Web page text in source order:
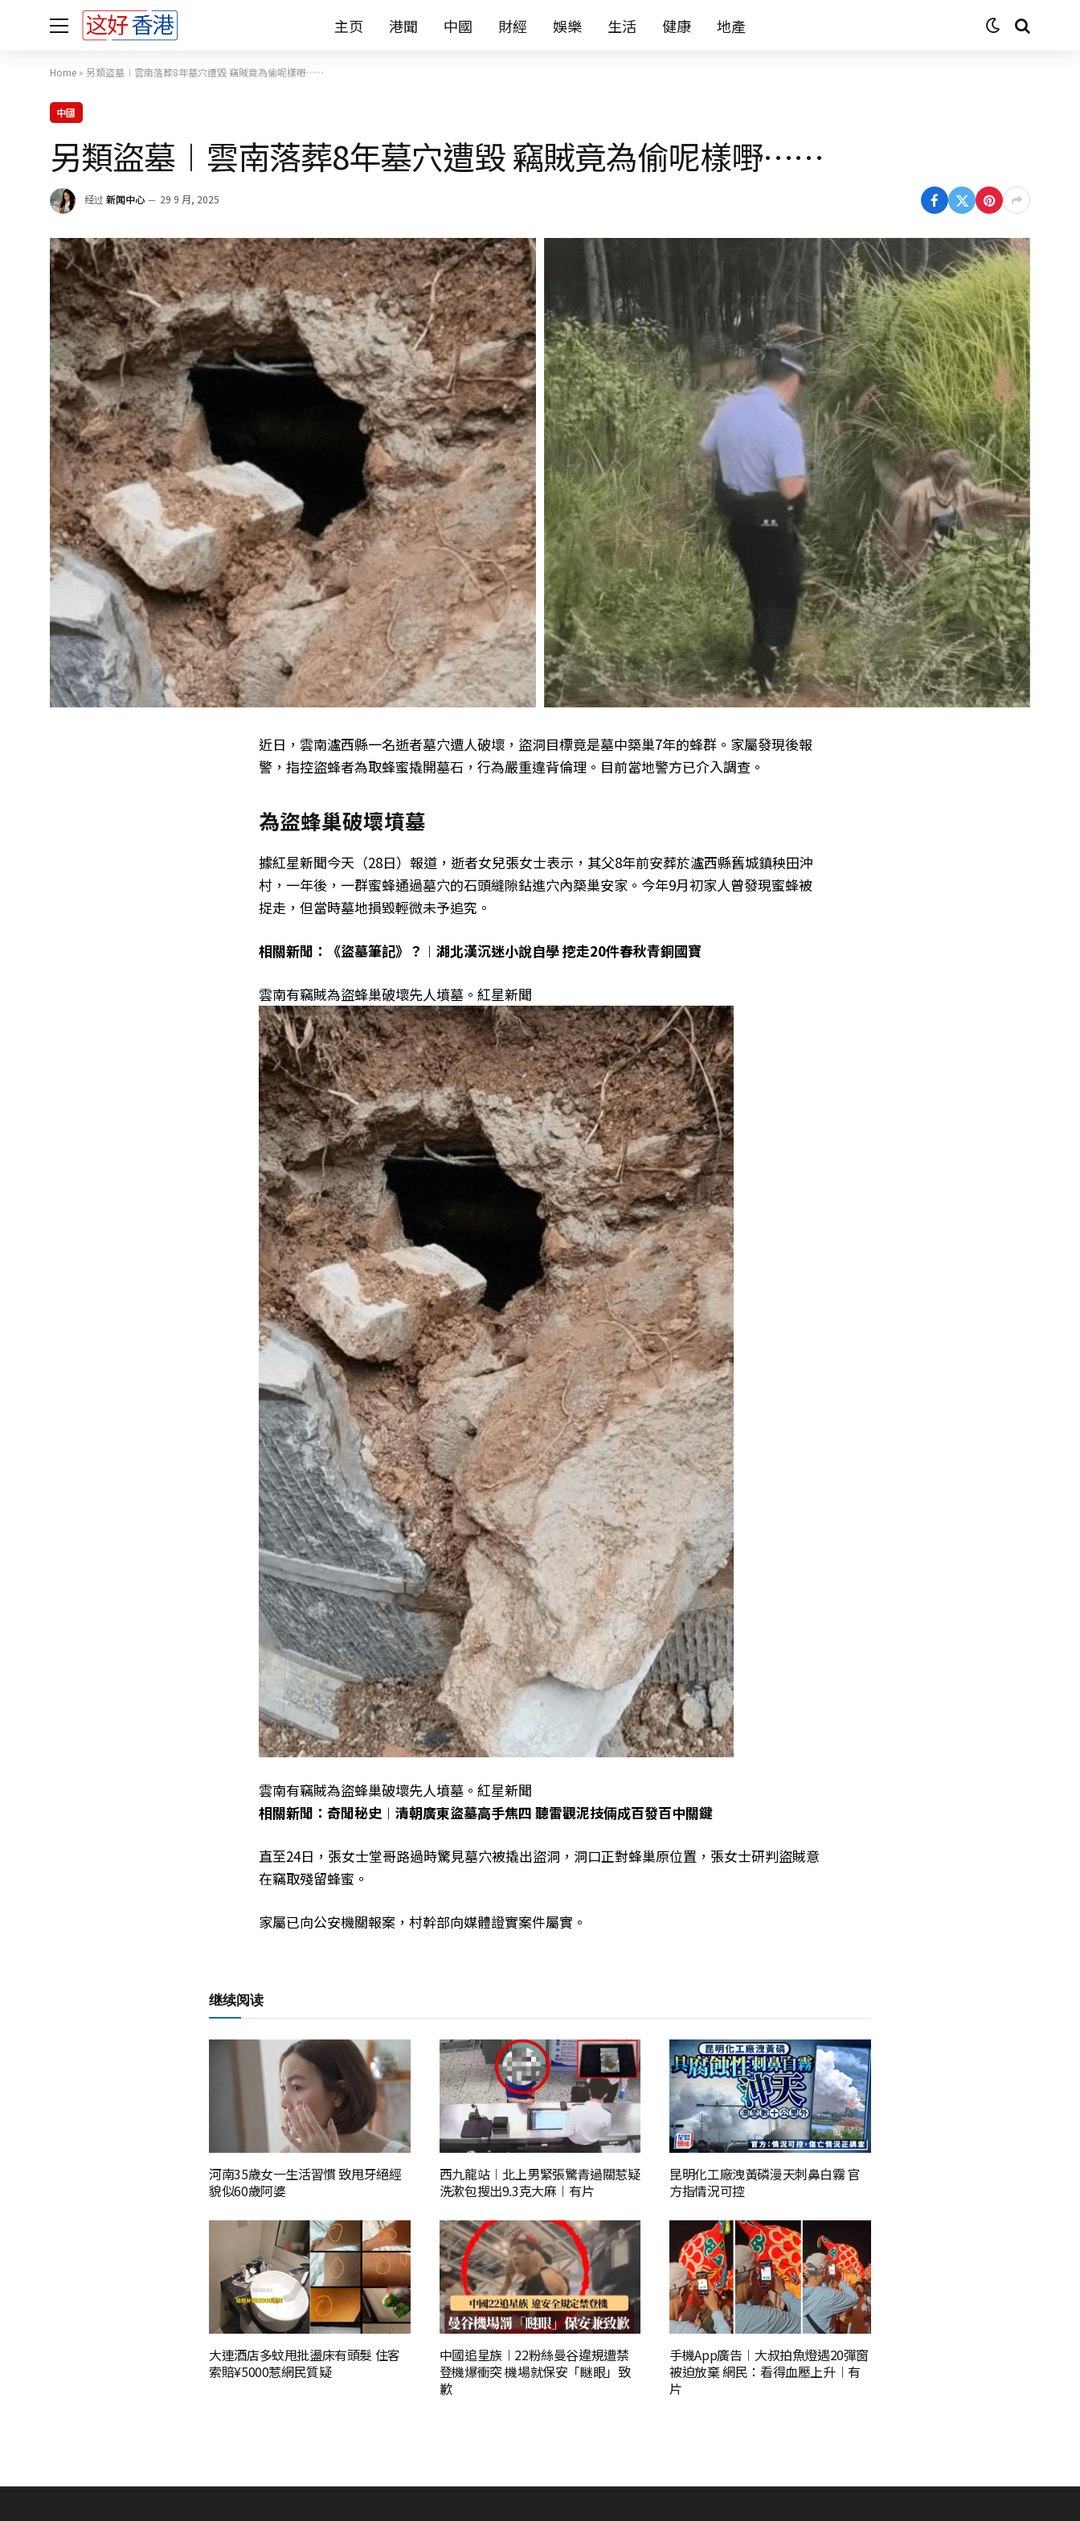
主页 港聞 中國 財經 娛樂 生活 健康 地產
Home » 另類盜墓︱雲南落葬8年墓穴遭毀 竊賊竟為偷呢樣嘢……
中國
另類盜墓︱雲南落葬8年墓穴遭毀 竊賊竟為偷呢樣嘢……
经过 新闻中心 29 9 月, 2025
近日，雲南瀘西縣一名逝者墓穴遭人破壞，盜洞目標竟是墓中築巢7年的蜂群。家屬發現後報
警，指控盜蜂者為取蜂蜜撬開墓石，行為嚴重違背倫理。目前當地警方已介入調查。
為盜蜂巢破壞墳墓
據紅星新聞今天（28日）報道，逝者女兒張女士表示，其父8年前安葬於瀘西縣舊城鎮秧田沖
村，一年後，一群蜜蜂通過墓穴的石頭縫隙鉆進穴內築巢安家。今年9月初家人曾發現蜜蜂被
捉走，但當時墓地損毀輕微未予追究。
相關新聞：《盜墓筆記》？︱湖北漢沉迷小說自學 挖走20件春秋青銅國寶
雲南有竊賊為盜蜂巢破壞先人墳墓。紅星新聞
雲南有竊賊為盜蜂巢破壞先人墳墓。紅星新聞
相關新聞：奇聞秘史︱清朝廣東盜墓高手焦四 聽雷觀泥技倆成百發百中關鍵
直至24日，張女士堂哥路過時驚見墓穴被撬出盜洞，洞口正對蜂巢原位置，張女士研判盜賊意
在竊取殘留蜂蜜。
家屬已向公安機關報案，村幹部向媒體證實案件屬實。
继续阅读
河南35歲女一生活習慣 致甩牙絕經
貌似60歲阿婆
西九龍站︱北上男緊張驚青過關惹疑
洗漱包搜出9.3克大麻︱有片
昆明化工廠洩黃磷漫天刺鼻白霧 官
方指情況可控
大連酒店多蚊甩批盪床有頭髮 住客
索賠¥5000惹網民質疑
中國追星族︱22粉絲曼谷違規遭禁
登機爆衝突 機場就保安「瞇眼」致
歉
手機App廣告︱大叔拍魚燈遇20彈窗
被迫放棄 網民：看得血壓上升︱有
片